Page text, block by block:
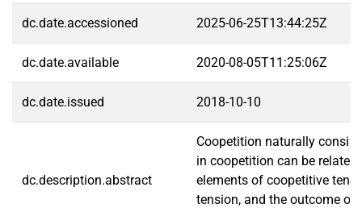
dc.date.accessioned 2025-06-25T13:44:25Z
dc.date.available 2020-08-05T11:25:06Z
dc.date.issued 2018-10-10
dc.description.abstract
Coopetition naturally
in coopetition can be
elements of coopetitive
tension, and the outcome of